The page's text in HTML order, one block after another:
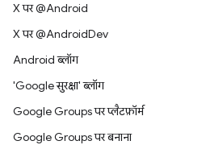
X पर @Android
X पर @AndroidDev
Android ब्लॉग
'Google सुरक्षा' ब्लॉग
Google Groups पर प्लैटफ़ॉर्म
Google Groups पर बनाना